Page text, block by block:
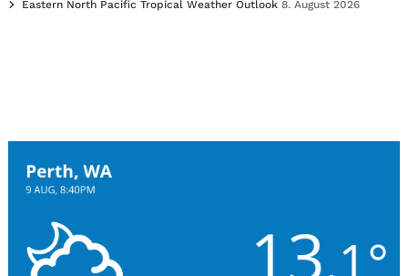
Eastern North Pacific Tropical Weather Outlook 8. August 2026